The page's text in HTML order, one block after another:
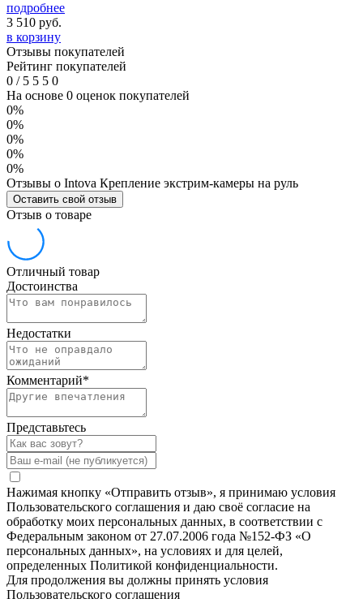
подробнее
3 510 руб.
в корзину
Отзывы покупателей
Рейтинг покупателей
0 /5 5 5 0
На основе 0 оценок покупателей
0%
0%
0%
0%
0%
Отзывы о Intova Крепление экстрим-камеры на руль
Оставить свой отзыв
Отзыв о товаре
Отличный товар
Достоинства
Недостатки
Комментарий*
Представьтесь
Нажимая кнопку «Отправить отзыв», я принимаю условия
Пользовательского соглашения и даю своё согласие на
обработку моих персональных данных, в соответствии с
Федеральным законом от 27.07.2006 года №152-ФЗ «О
персональных данных», на условиях и для целей,
определенных Политикой конфиденциальности.
Для продолжения вы должны принять условия
Пользовательского соглашения